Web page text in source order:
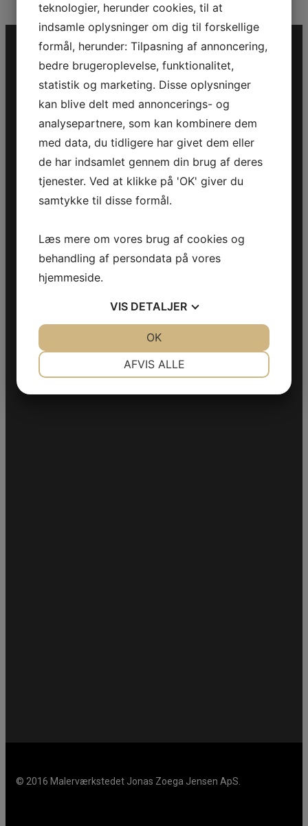
Kontakt information
CVR: 37697346
Vejlevej 34
7000 Fredericia
Tlf.:75 92 55 58
© 2016 Malerværkstedet Jonas Zoega Jensen ApS.
teknologier, herunder cookies, til at
indsamle oplysninger om dig til forskellige
formål, herunder: Tilpasning af annoncering,
bedre brugeroplevelse, funktionalitet,
statistik og marketing. Disse oplysninger
kan blive delt med annoncerings- og
analysepartnere, som kan kombinere dem
med data, du tidligere har givet dem eller
de har indsamlet gennem din brug af deres
tjenester. Ved at klikke på 'OK' giver du
samtykke til disse formål.
Læs mere om vores brug af cookies og
behandling af persondata på vores
hjemmeside.
VIS DETALJER
AFVIS ALLE
OK